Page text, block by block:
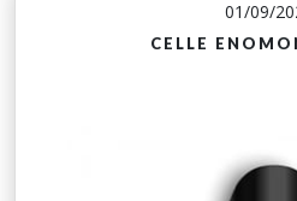
01/09/
CELLE